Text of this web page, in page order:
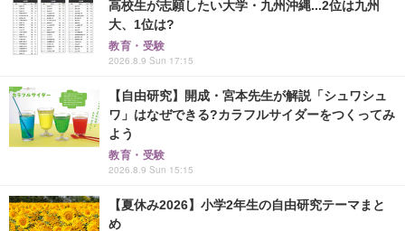
高校生が志願したい大学・九州沖縄...2位は九州
大、1位は?
教育・受験
2026.8.9 Sun 17:15
【自由研究】開成・宮本先生が解説「シュワシュ
ワ」はなぜできる?カラフルサイダーをつくってみ
よう
教育・受験
2026.8.9 Sun 15:15
【夏休み2026】小学2年生の自由研究テーマまと
め